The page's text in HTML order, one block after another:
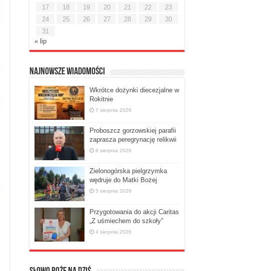
17
18 19 20 21 22
23
24
25 26 27 28 29
30
31
« lip
Najnowsze Wiadomości
Wkrótce dożynki diecezjalne w
Rokitnie
7 sierpnia 2026
Proboszcz gorzowskiej parafii
zaprasza peregrynację relikwii
6 sierpnia 2026
Zielonogórska pielgrzymka
wędruje do Matki Bożej
5 sierpnia 2026
Przygotowania do akcji Caritas
„Z uśmiechem do szkoły”
4 sierpnia 2026